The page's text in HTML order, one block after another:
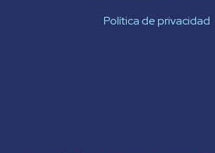
Política de privacidad